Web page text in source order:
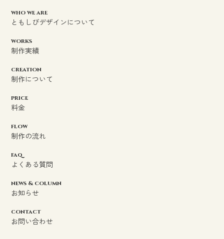
who we are
ともしびデザインについて
works
制作実績
creation
制作について
price
料金
flow
制作の流れ
faq
よくある質問
news & column
お知らせ
contact
お問い合わせ